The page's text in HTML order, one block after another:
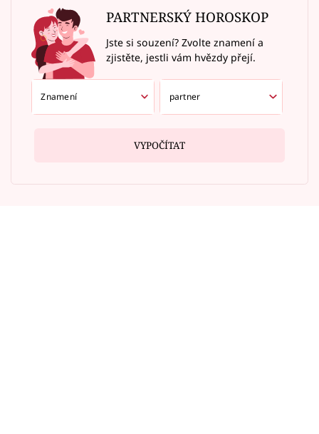
PARTNERSKÝ HOROSKOP
Jste si souzení? Zvolte znamení a
zjistěte, jestli vám hvězdy přejí.
VYPOČÍTAT